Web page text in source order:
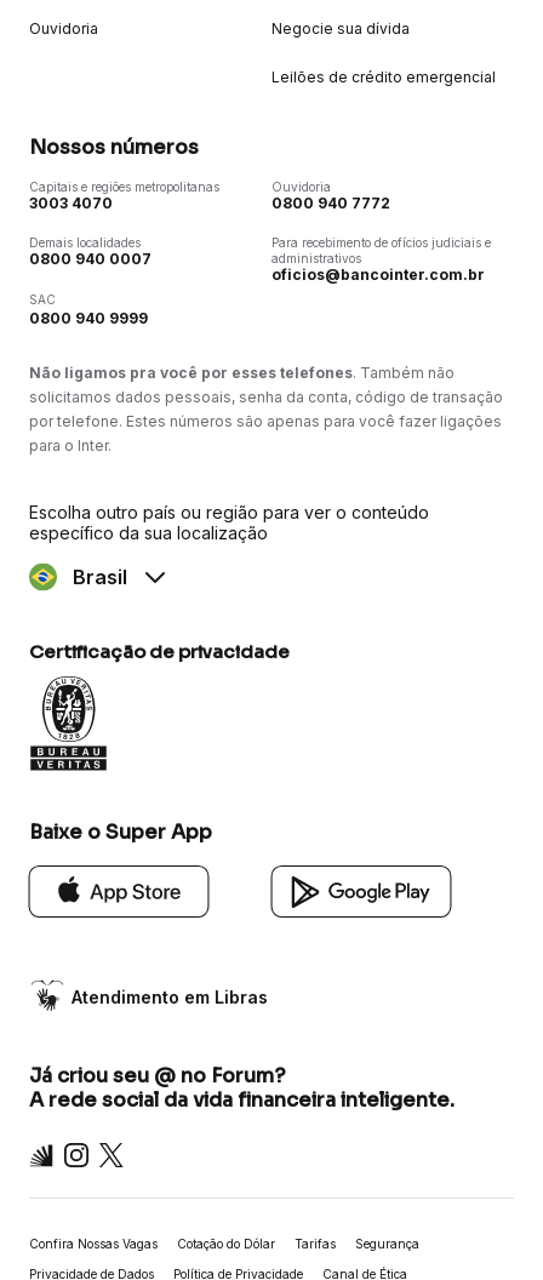
Ouvidoria Negocie sua dívida
Leilões de crédito emergencial
Nossos números
Capitais e regiões metropolitanas
3003 4070
Demais localidades
0800 940 0007
SAC
0800 940 9999
Ouvidoria
0800 940 7772
Para recebimento de ofícios judiciais e
administrativos
oficios@bancointer.com.br
Não ligamos pra você por esses telefones. Também não
solicitamos dados pessoais, senha da conta, código de transação
por telefone. Estes números são apenas para você fazer ligações
para o Inter.
Escolha outro país ou região para ver o conteúdo
específico da sua localização
Brasil
Certificação de privacidade
Baixe o Super App
Atendimento em Libras
Já criou seu @ no Forum?
A rede social da vida financeira inteligente.
Inter Instagram
X
Confira Nossas Vagas Cotação do Dólar Tarifas Segurança
Privacidade de Dados Política de Privacidade Canal de Ética